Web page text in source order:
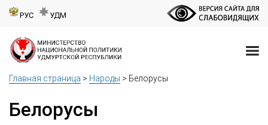
РУС УДМ
Главная страница > Народы > Белорусы
Белорусы